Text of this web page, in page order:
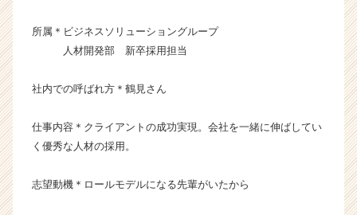
が
届
就
サ
ア
所属＊ビジネスソリューショングループ
人材開発部 新卒採用担当
社内での呼ばれ方＊鶴見さん
仕事内容＊クライアントの成功実現。会社を一緒に伸ばしてい
く優秀な人材の採用。
志望動機＊ロールモデルになる先輩がいたから